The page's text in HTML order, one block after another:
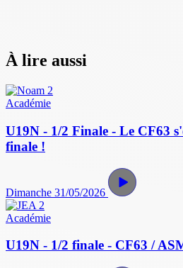
À lire aussi
Académie
U19N - 1/2 Finale - Le CF63
finale !
Dimanche 31/05/2026
Académie
U19N - 1/2 finale - CF63 /